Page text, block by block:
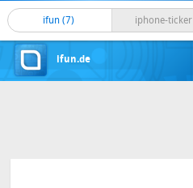
ifun (7) iphone-ticker
ifun.de